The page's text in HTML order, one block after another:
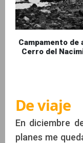
Campamento de
Cerro del
De viaje
En diciembre
planes me